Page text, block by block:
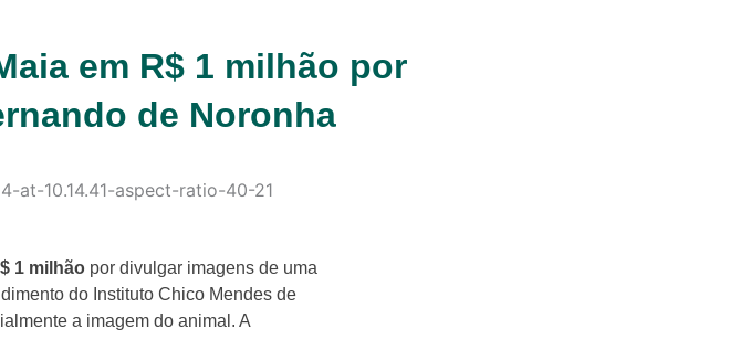
em R$ 1 milhão por
de Noronha
1 milhão por divulgar imagens de uma
do Instituto Chico Mendes de
a imagem do animal. A